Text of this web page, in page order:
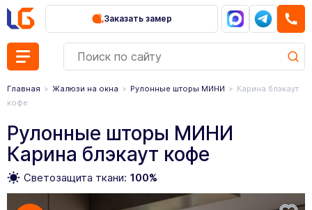
Заказать замер
Главная Жалюзи на окна Рулонные шторы МИНИ
Карина блэкаут
кофе
Рулонные шторы МИНИ
Карина блэкаут кофе
Светозащита ткани: 100%